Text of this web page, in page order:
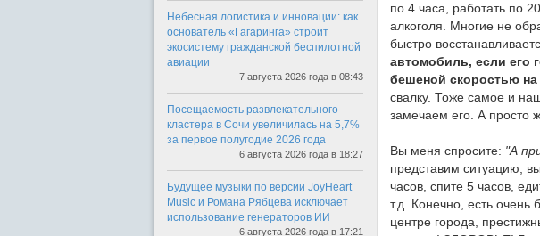
Небесная логистика и инновации: как
основатель «Гагаринга» строит
экосистему гражданской беспилотной
авиации
7 августа 2026 года в 08:43
Посещаемость развлекательного
кластера в Сочи увеличилась на 5,7%
за первое полугодие 2026 года
6 августа 2026 года в 18:27
Будущее музыки по версии JoyHeart
Music и Романа Рябцева исключает
использование генераторов ИИ
6 августа 2026 года в 17:21
по 4 часа, работать по
алкоголя. Многие не
быстро
автомобиль, если его
бешеной скоростью
свалку. Тоже самое и
замечаем его. А просто
Вы меня спросите: "А
представим ситуацию,
часов, спите 5 часов,
т.д. Конечно, есть очень
центре города,